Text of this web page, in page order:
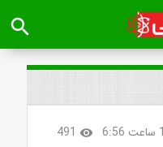
search
visibility
491